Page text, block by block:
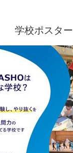
学校ポスター